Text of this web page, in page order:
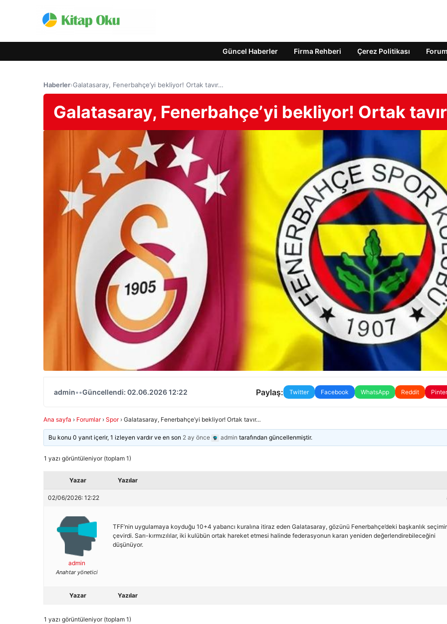
Güncel Haberler Firma Rehberi Çerez Politikası Forum
Haberler›Galatasaray, Fenerbahçe’yi bekliyor! Ortak tavır…
Galatasaray, Fenerbahçe’yi bekliyor! Ortak
admin••Güncellendi: 02.06.2026 12:22 Paylaş: Twitter Facebook WhatsApp Reddit
Ana sayfa › Forumlar › Spor › Galatasaray, Fenerbahçe’yi bekliyor! Ortak tavır…
Bu konu 0 yanıt içerir, 1 izleyen vardır ve en son 2 ay önce admin tarafından güncellenmiştir.
1 yazı görüntüleniyor (toplam 1)
Yazar Yazılar
02/06/2026: 12:22
admin
Anahtar yönetici
TFF’nin uygulamaya koyduğu 10+4 yabancı kuralına itiraz eden Galatasaray, gözünü Fenerbahçe’deki başkanlık
çevirdi. Sarı-kırmızılılar, iki kulübün ortak hareket etmesi halinde federasyonun kararı yeniden değerlendirebileceğini
düşünüyor.
Yazar Yazılar
1 yazı görüntüleniyor (toplam 1)